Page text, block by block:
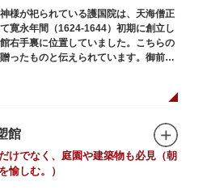
増長天は、四天王と呼ばれる仏さまと
の守護神であることから武装した姿。
数の木材を組み合わせる技法「寄木
様が祀られている護国院は、天海僧正
寛永年間（1624-1644）初期に創立し
右手裏に位置していました。こちらの
ったものと伝えられています。御前立
れています。
館
けでなく、庭園や建築物も必見（朝
愉しむ。）